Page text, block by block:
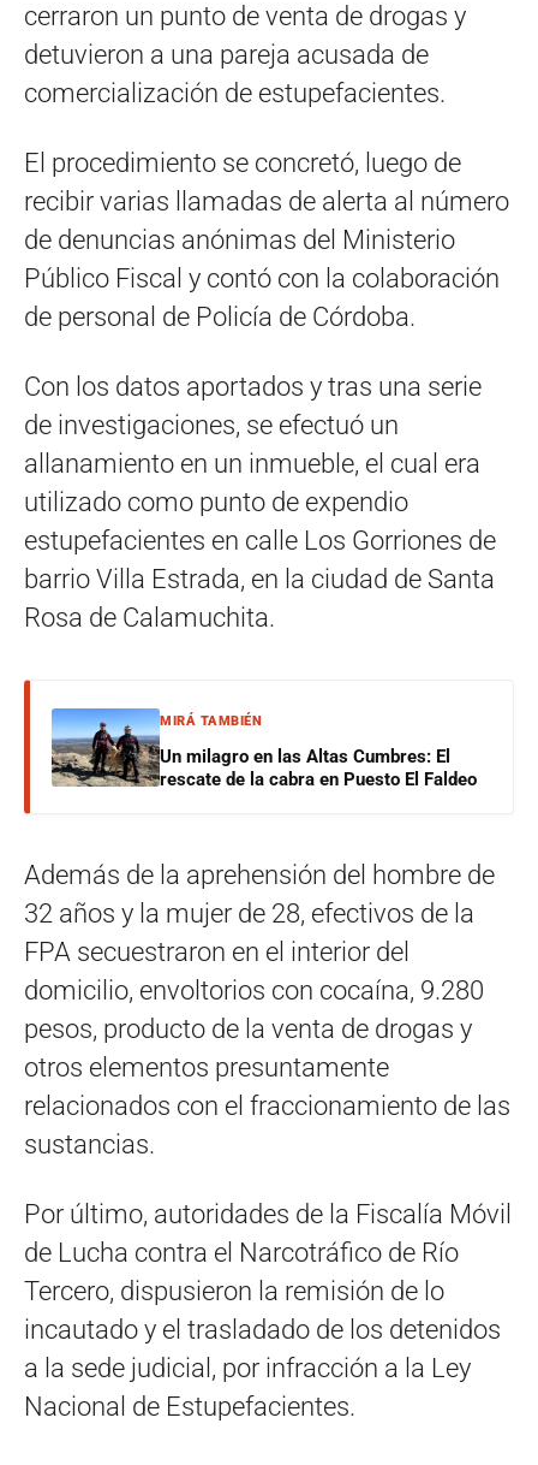
cerraron un punto de venta de drogas y
detuvieron a una pareja acusada de
comercialización de estupefacientes.
El procedimiento se concretó, luego de
recibir varias llamadas de alerta al número
de denuncias anónimas del Ministerio
Público Fiscal y contó con la colaboración
de personal de Policía de Córdoba.
Con los datos aportados y tras una serie
de investigaciones, se efectuó un
allanamiento en un inmueble, el cual era
utilizado como punto de expendio
estupefacientes en calle Los Gorriones de
barrio Villa Estrada, en la ciudad de Santa
Rosa de Calamuchita.
MIRÁ TAMBIÉN
Un milagro en las Altas Cumbres: El
rescate de la cabra en Puesto El Faldeo
Además de la aprehensión del hombre de
32 años y la mujer de 28, efectivos de la
FPA secuestraron en el interior del
domicilio, envoltorios con cocaína, 9.280
pesos, producto de la venta de drogas y
otros elementos presuntamente
relacionados con el fraccionamiento de las
sustancias.
Por último, autoridades de la Fiscalía Móvil
de Lucha contra el Narcotráfico de Río
Tercero, dispusieron la remisión de lo
incautado y el trasladado de los detenidos
a la sede judicial, por infracción a la Ley
Nacional de Estupefacientes.